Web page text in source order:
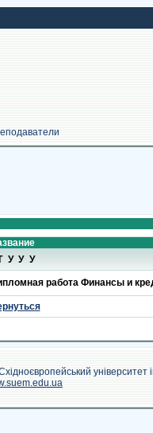
работа Финансы и